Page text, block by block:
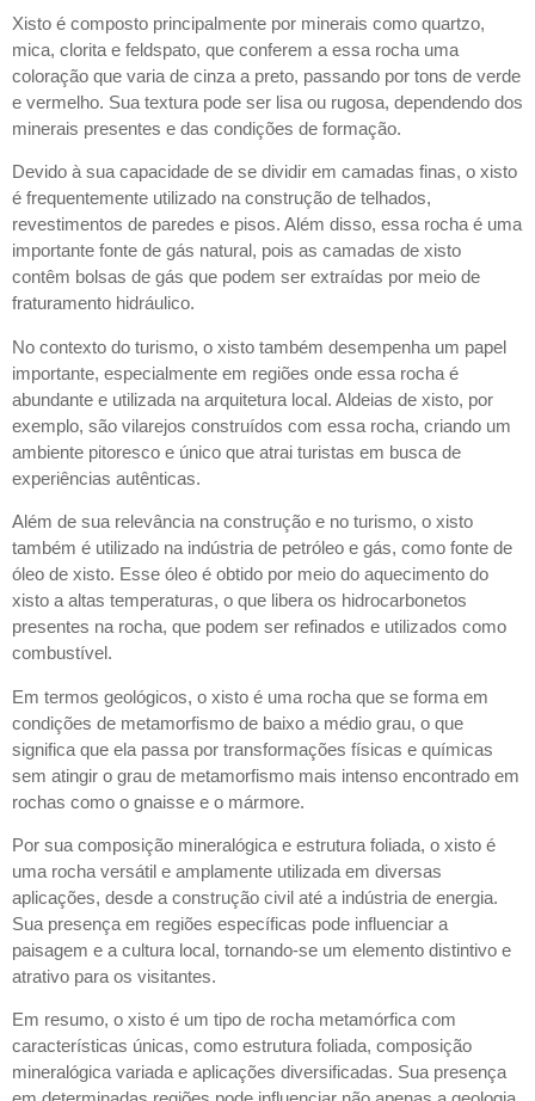
Xisto é composto principalmente por minerais como quartzo,
mica, clorita e feldspato, que conferem a essa rocha uma
coloração que varia de cinza a preto, passando por tons de verde
e vermelho. Sua textura pode ser lisa ou rugosa, dependendo dos
minerais presentes e das condições de formação.
Devido à sua capacidade de se dividir em camadas finas, o xisto
é frequentemente utilizado na construção de telhados,
revestimentos de paredes e pisos. Além disso, essa rocha é uma
importante fonte de gás natural, pois as camadas de xisto
contêm bolsas de gás que podem ser extraídas por meio de
fraturamento hidráulico.
No contexto do turismo, o xisto também desempenha um papel
importante, especialmente em regiões onde essa rocha é
abundante e utilizada na arquitetura local. Aldeias de xisto, por
exemplo, são vilarejos construídos com essa rocha, criando um
ambiente pitoresco e único que atrai turistas em busca de
experiências autênticas.
Além de sua relevância na construção e no turismo, o xisto
também é utilizado na indústria de petróleo e gás, como fonte de
óleo de xisto. Esse óleo é obtido por meio do aquecimento do
xisto a altas temperaturas, o que libera os hidrocarbonetos
presentes na rocha, que podem ser refinados e utilizados como
combustível.
Em termos geológicos, o xisto é uma rocha que se forma em
condições de metamorfismo de baixo a médio grau, o que
significa que ela passa por transformações físicas e químicas
sem atingir o grau de metamorfismo mais intenso encontrado em
rochas como o gnaisse e o mármore.
Por sua composição mineralógica e estrutura foliada, o xisto é
uma rocha versátil e amplamente utilizada em diversas
aplicações, desde a construção civil até a indústria de energia.
Sua presença em regiões específicas pode influenciar a
paisagem e a cultura local, tornando-se um elemento distintivo e
atrativo para os visitantes.
Em resumo, o xisto é um tipo de rocha metamórfica com
características únicas, como estrutura foliada, composição
mineralógica variada e aplicações diversificadas. Sua presença